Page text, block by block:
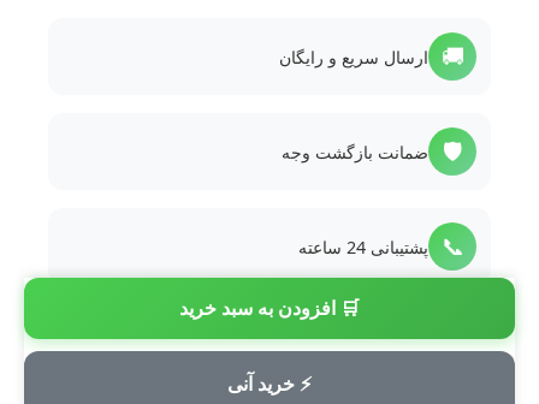
🛒 افزودن به سبد خرید
⚡ خرید آنی
🚚 ارسال سریع و رایگان
🛡️ ضمانت بازگشت وجه
📞 پشتیبانی 24 ساعته
💳 پرداخت امن